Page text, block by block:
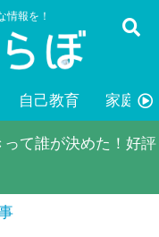
情報を！
自己教育 家庭教
て誰が決めた！好評